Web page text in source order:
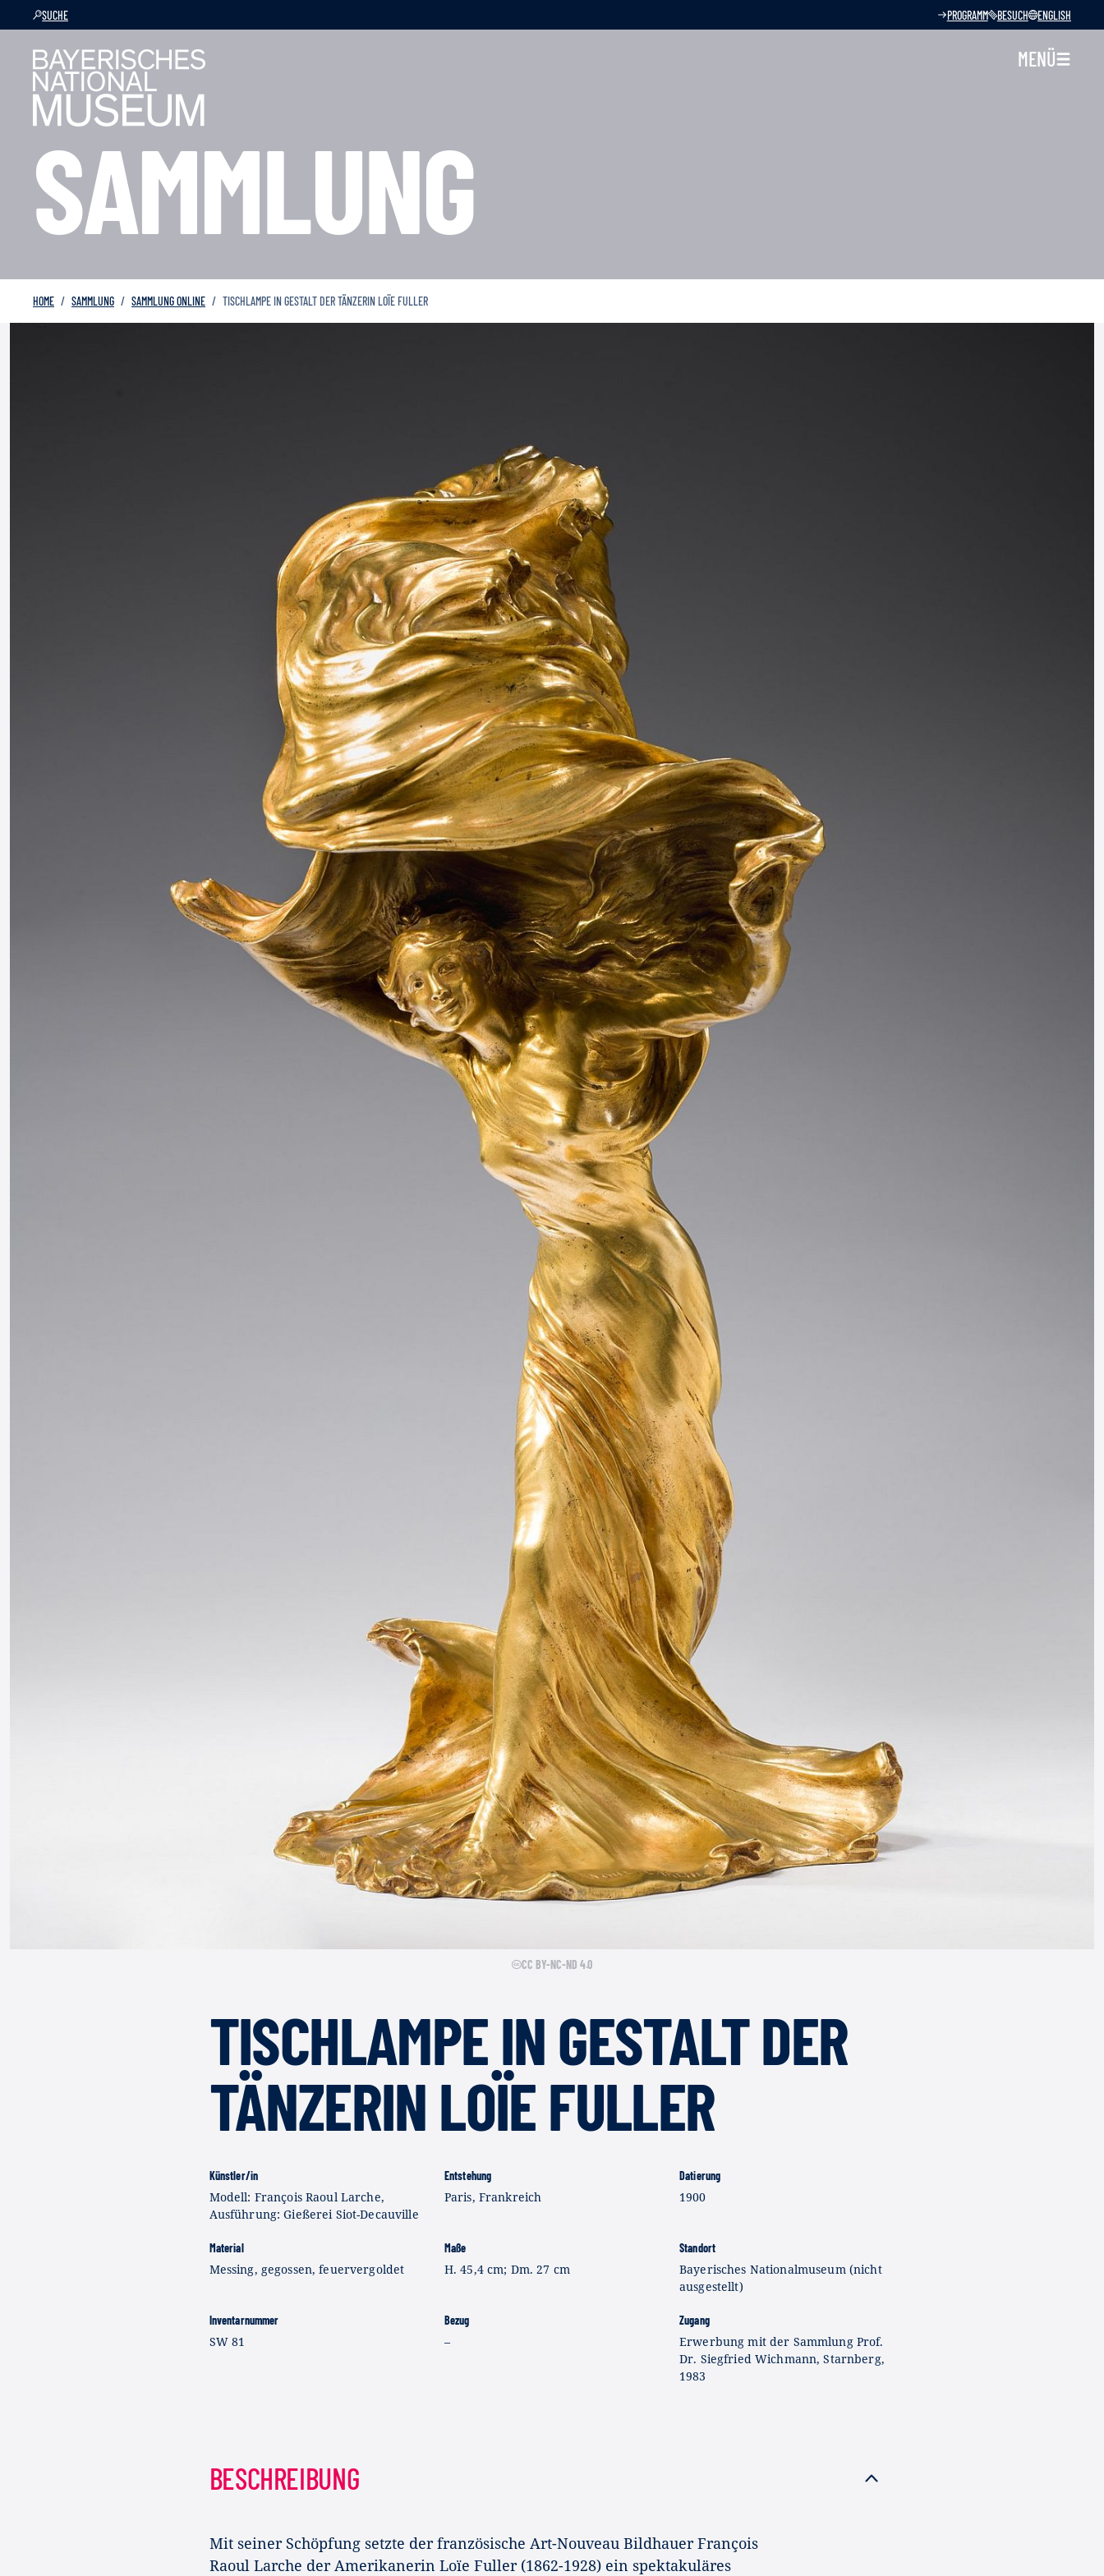
SUCHE PROGRAMM BESUCH ENGLISH
MENÜ
SAMMLUNG
HOME SAMMLUNG SAMMLUNG ONLINE TISCHLAMPE IN GESTALT DER TÄNZERIN LOÏE FULLER
CC BY-NC-ND 4.0
TISCHLAMPE IN GESTALT DER
TÄNZERIN LOÏE FULLER
Künstler/in
Modell: François Raoul Larche,
Ausführung: Gießerei Siot-Decauville
Entstehung
Paris, Frankreich
Datierung
1900
Material
Messing, gegossen, feuervergoldet
Maße
H. 45,4 cm; Dm. 27 cm
Standort
Bayerisches Nationalmuseum (nicht
ausgestellt)
Inventarnummer
SW 81
Bezug
–
Zugang
Erwerbung mit der Sammlung Prof.
Dr. Siegfried Wichmann, Starnberg,
1983
BESCHREIBUNG
Mit seiner Schöpfung setzte der französische Art-Nouveau Bildhauer François
Raoul Larche der Amerikanerin Loïe Fuller (1862-1928) ein spektakuläres